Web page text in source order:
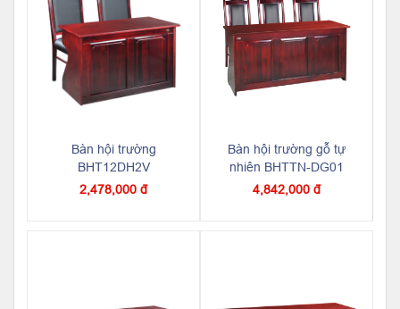
Bàn hội trường
BHT12DH2V
2,478,000 đ
Bàn hội trường gỗ tự
nhiên BHTTN-DG01
4,842,000 đ